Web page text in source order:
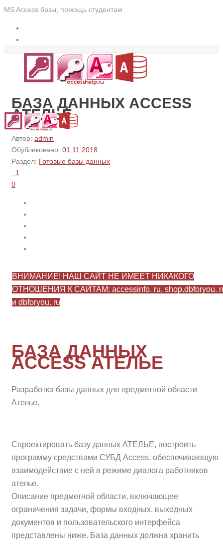
MS Access базы, помощь студентам
БАЗА ДАННЫХ ACCESS
АТЕЛЬЕ
Автор: admin
Обубликовано: 01.11.2018
Раздел: Готовые базы данных
1
0
ВНИМАНИЕ! НАШ САЙТ НЕ ИМЕЕТ НИКАКОГО
ОТНОШЕНИЯ К САЙТАМ: accessinfo. ru, shop.dbforyou.
и dbforyou. ru
БАЗА ДАННЫХ
ACCESS АТЕЛЬЕ
Разработка базы данных для предметной области
Ателье.
Спроектировать базу данных АТЕЛЬЕ, построить
программу средствами СУБД Access, обеспечивающую
взаимодействие с ней в режиме диалога работников
ателье.
Описание предметной области, включающее
ограничения задачи, формы входных, выходных
документов и пользовательского интерфейса
представлены ниже. База данных должна хранить